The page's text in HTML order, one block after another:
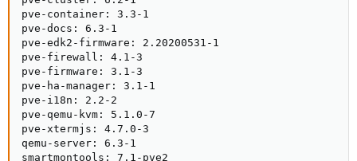
pve-container: 3.3-1
pve-docs: 6.3-1
pve-edk2-firmware: 2.20200531-1
pve-firewall: 4.1-3
pve-firmware: 3.1-3
pve-ha-manager: 3.1-1
pve-i18n: 2.2-2
pve-qemu-kvm: 5.1.0-7
pve-xtermjs: 4.7.0-3
qemu-server: 6.3-1
smartmontools: 7.1-pve2